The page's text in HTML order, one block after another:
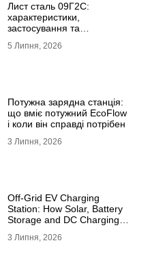
Лист сталь 09Г2С:
характеристики,
застосування та
10ХСНД
5 Липня, 2026
Потужна зарядна станція:
що вміє потужний EcoFlow
і коли він справді потрібен
3 Липня, 2026
Off-Grid EV Charging
Station: How Solar, Battery
Storage and DC Charging
3 Липня, 2026